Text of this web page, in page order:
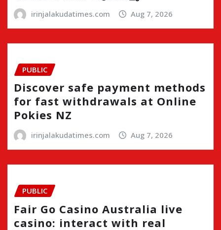
irinjalakudatimes.com Aug 7, 2026
PUBLIC
Discover safe payment methods
for fast withdrawals at Online
Pokies NZ
irinjalakudatimes.com Aug 7, 2026
PUBLIC
Fair Go Casino Australia live
casino: interact with real